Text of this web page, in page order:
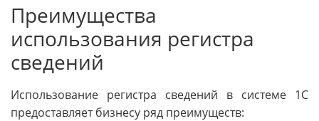
Преимущества
использования регистра
сведений
Использование регистра сведений в системе 1С
предоставляет бизнесу ряд преимуществ: